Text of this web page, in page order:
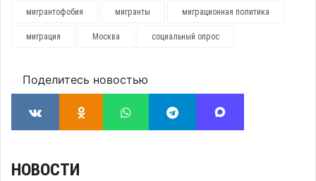
мигрантофобия мигранты миграционная политика
миграция Москва социальный опрос
Поделитесь новостью
НОВОСТИ